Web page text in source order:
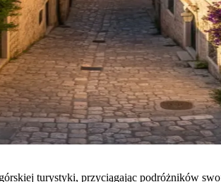
turystyki, przyciągając podróżników